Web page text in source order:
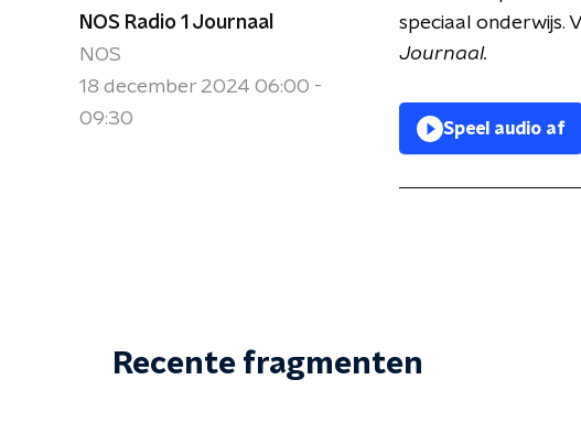
NOS Radio 1 Journaal
NOS
18 december 2024 06:00 -
09:30
speciaal onderwijs.
Journaal.
Speel audio af
Recente fragmenten